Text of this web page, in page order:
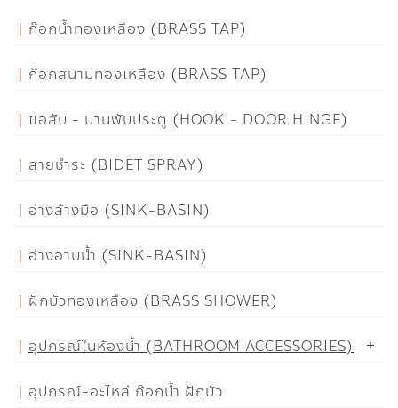
ก๊อกน้ำทองเหลือง (BRASS TAP)
ก๊อกสนามทองเหลือง (BRASS TAP)
ขอสับ - บานพับประตู (HOOK - DOOR HINGE)
สายชำระ (BIDET SPRAY)
อ่างล้างมือ (SINK-BASIN)
อ่างอาบน้ำ (SINK-BASIN)
ฝักบัวทองเหลือง (BRASS SHOWER)
อุปกรณ์ในห้องน้ำ (BATHROOM ACCESSORIES)
อุปกรณ์-อะไหล่ ก๊อกน้ำ ฝักบัว